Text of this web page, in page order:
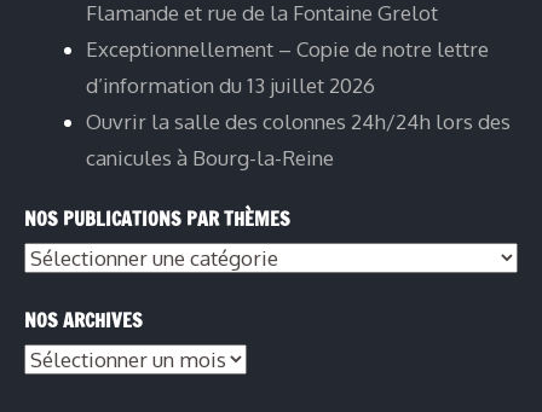
Flamande et rue de la Fontaine Grelot
Exceptionnellement – Copie de notre lettre
d’information du 13 juillet 2026
Ouvrir la salle des colonnes 24h/24h lors des
canicules à Bourg-la-Reine
NOS PUBLICATIONS PAR THÈMES
Nos
par
thèmes
NOS ARCHIVES
Nos